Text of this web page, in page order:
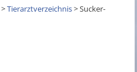
>Tierarztverzeichnis>Sucker-